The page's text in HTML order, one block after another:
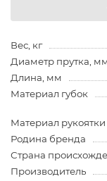
Вес, кг
Диаметр прутка,
Длина, мм
Материал губок
Материал рукоятки
Родина бренда
Страна
Производитель